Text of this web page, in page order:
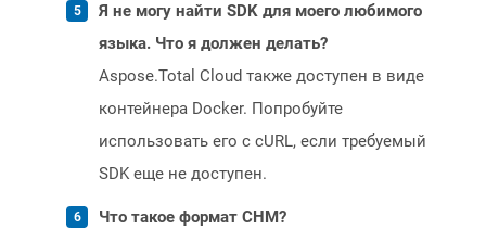
Я не могу найти SDK для моего любимого
языка. Что я должен делать?
Aspose.Total Cloud также доступен в виде
контейнера Docker. Попробуйте
использовать его с cURL, если требуемый
SDK еще не доступен.
Что такое формат CHM?